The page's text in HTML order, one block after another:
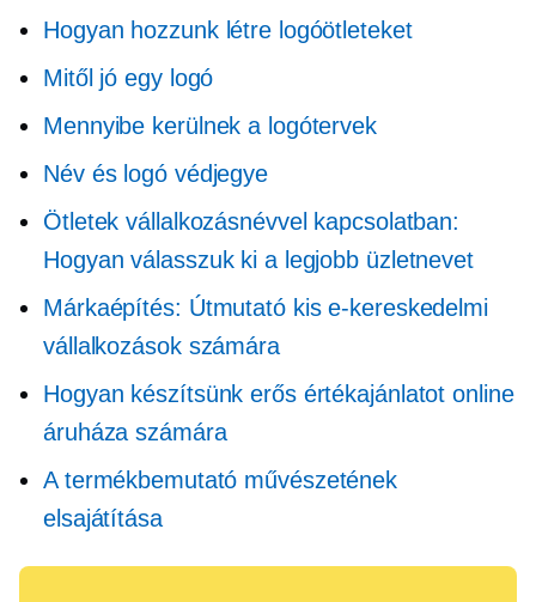
Hogyan hozzunk létre logóötleteket
Mitől jó egy logó
Mennyibe kerülnek a logótervek
Név és logó védjegye
Ötletek vállalkozásnévvel kapcsolatban:
Hogyan válasszuk ki a legjobb üzletnevet
Márkaépítés: Útmutató kis e-kereskedelmi
vállalkozások számára
Hogyan készítsünk erős értékajánlatot online
áruháza számára
A termékbemutató művészetének
elsajátítása